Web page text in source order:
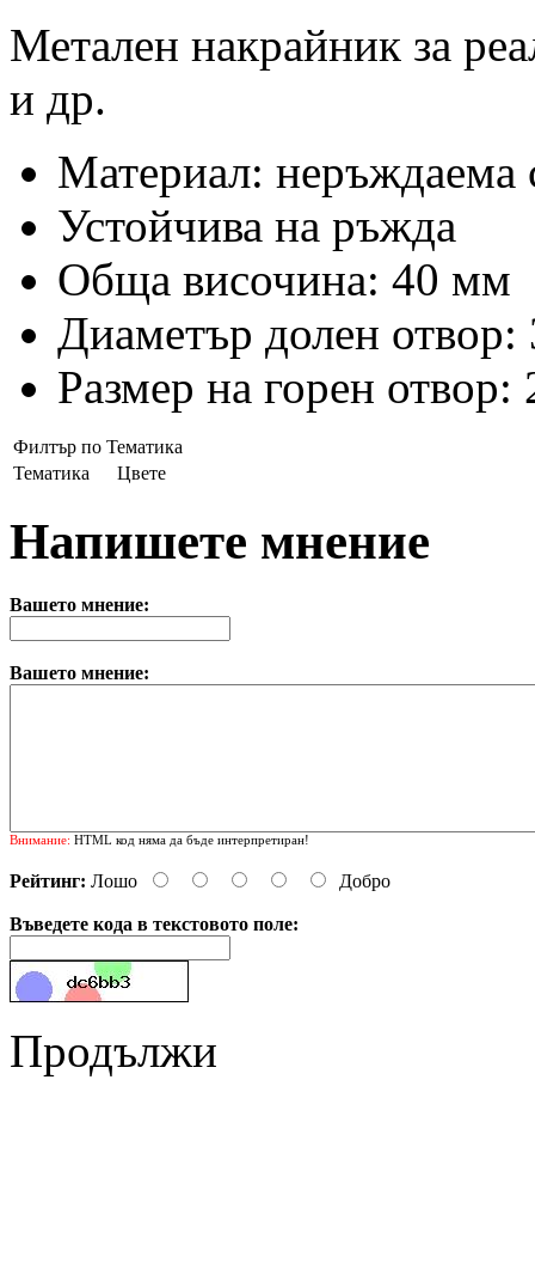
Метален накрайник за
и др.
Материал: неръждаема
Устойчива на ръжда
Обща височина: 40 мм
Диаметър долен
Размер на горен
Филтър по Тематика
Тематика
Цвете
Напишете мнение
Вашето мнение:
Вашето мнение:
Внимание: HTML код няма да бъде интерпретиран!
Рейтинг: Лошо Добро
Въведете кода в текстовото поле:
Продължи